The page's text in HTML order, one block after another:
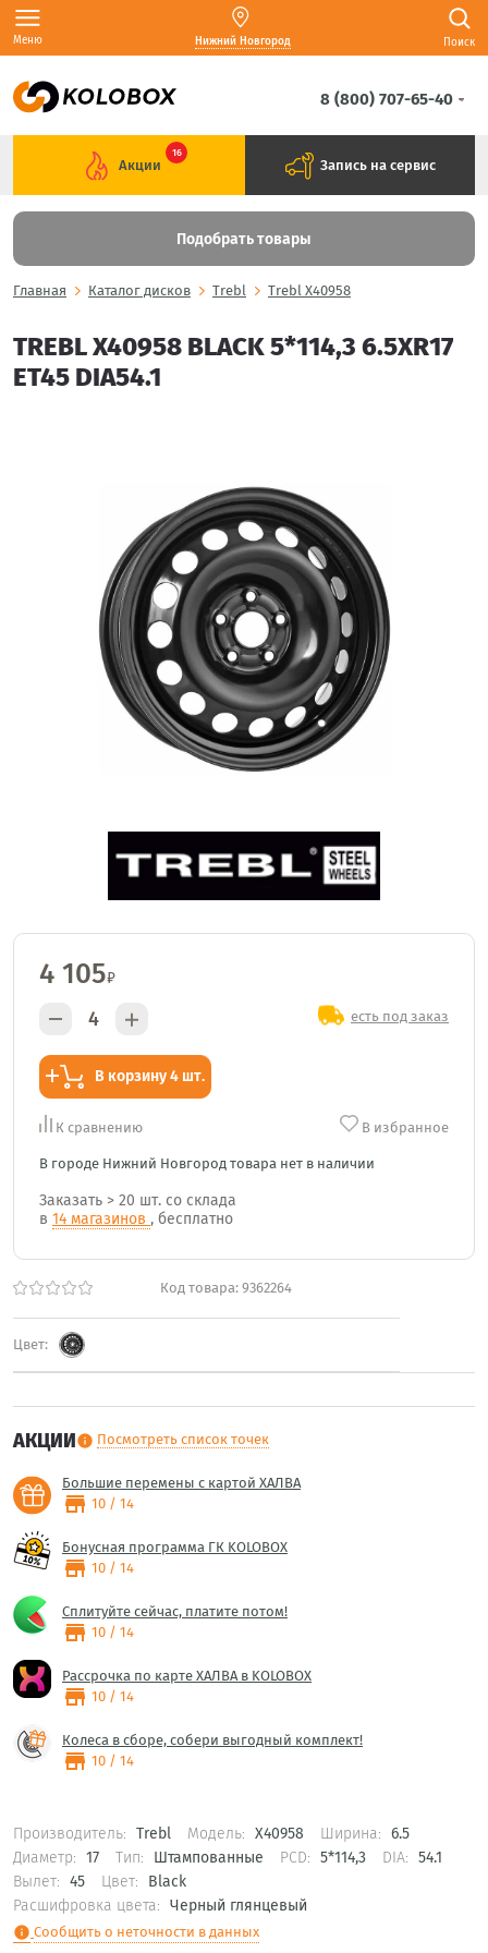
Меню Нижний Новгород Поиск
8 (800) 707-65-40
Акции
16
Запись на сервис
Подобрать товары
Главная Каталог дисков Trebl Trebl X40958
TREBL X40958 BLACK 5*114,3 6.5XR17
ET45 DIA54.1
Код товара: 9362264
Цвет:
АКЦИИinfo Посмотреть список точек
Большие перемены с картой ХАЛВА
store 10 / 14
Бонусная программа ГК KOLOBOX
store 10 / 14
Сплитуйте сейчас, платите потом!
store 10 / 14
Рассрочка по карте ХАЛВА в KOLOBOX
store 10 / 14
Колеса в сборе, собери выгодный комплект!
store 10 / 14
Производитель: Trebl Модель: X40958 Ширина: 6.5
Диаметр: 17 Тип: Штампованные PCD: 5*114,3 DIA: 54.1
Вылет: 45 Цвет:
Black
Расшифровка цвета: Черный глянцевый
info Сообщить о неточности в данных
4 105₽
есть под заказ
В корзину 4 шт.
К сравнению В избранное
В городе Нижний Новгород товара нет в наличии
Заказать > 20 шт. со склада
в 14 магазинов , бесплатно